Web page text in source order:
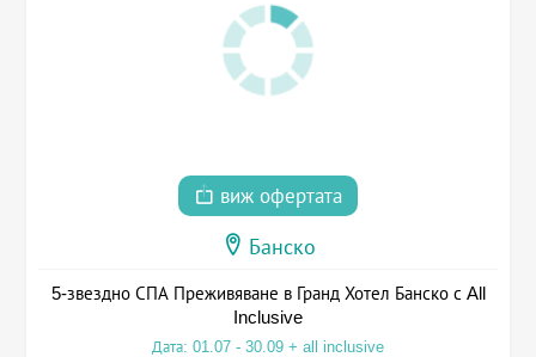
виж офертата
Банско
5-звездно СПА Преживяване в Гранд Хотел Банско с All
Inclusive
Дата: 01.07 - 30.09 + all inclusive